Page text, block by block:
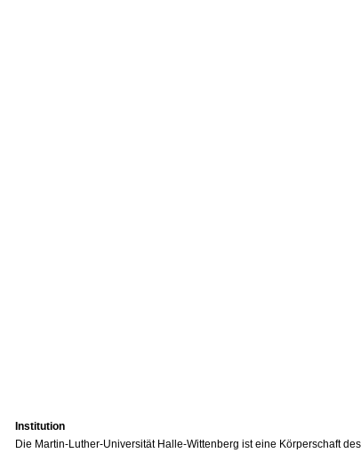
Institution
Die Martin-Luther-Universität Halle-Wittenberg ist eine Körperschaft des